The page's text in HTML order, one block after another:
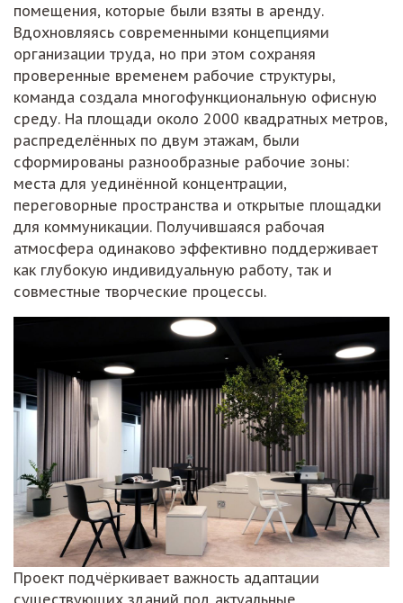
помещения, которые были взяты в аренду.
Вдохновляясь современными концепциями
организации труда, но при этом сохраняя
проверенные временем рабочие структуры,
команда создала многофункциональную офисную
среду. На площади около 2000 квадратных метров,
распределённых по двум этажам, были
сформированы разнообразные рабочие зоны:
места для уединённой концентрации,
переговорные пространства и открытые площадки
для коммуникации. Получившаяся рабочая
атмосфера одинаково эффективно поддерживает
как глубокую индивидуальную работу, так и
совместные творческие процессы.
Проект подчёркивает важность адаптации